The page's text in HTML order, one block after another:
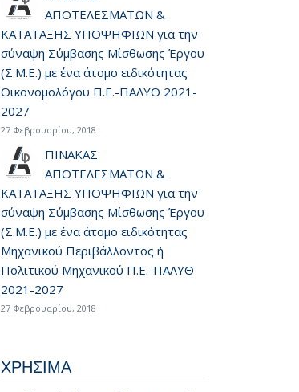
ΑΠΟΤΕΛΕΣΜΑΤΩΝ &
ΚΑΤΑΤΑΞΗΣ ΥΠΟΨΗΦΙΩΝ για την
σύναψη Σύμβασης Μίσθωσης Έργου
(Σ.Μ.Ε.) με ένα άτομο ειδικότητας
Οικονομολόγου Π.Ε.-ΠΑΛΥΘ 2021-
2027
27 Φεβρουαρίου, 2018
ΠΙΝΑΚΑΣ
ΑΠΟΤΕΛΕΣΜΑΤΩΝ &
ΚΑΤΑΤΑΞΗΣ ΥΠΟΨΗΦΙΩΝ για την
σύναψη Σύμβασης Μίσθωσης Έργου
(Σ.Μ.Ε.) με ένα άτομο ειδικότητας
Μηχανικού Περιβάλλοντος ή
Πολιτικού Μηχανικού Π.Ε.-ΠΑΛΥΘ
2021-2027
27 Φεβρουαρίου, 2018
ΧΡΗΣΙΜΑ